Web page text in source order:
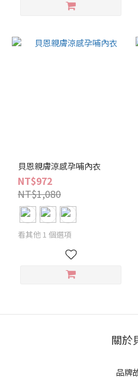
貝恩親膚涼感孕哺內衣
NT$972
NT$1,080
看其他 1 個選項
關於
品牌